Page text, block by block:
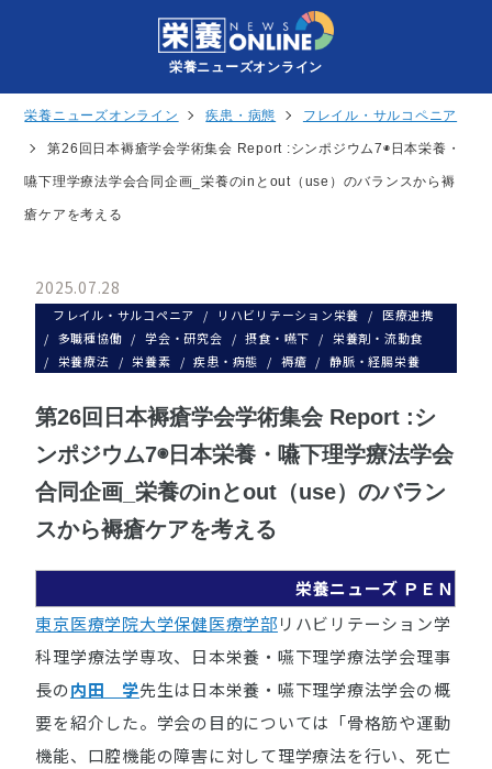
栄養ニューズオンライン
栄養ニューズオンライン 疾患・病態 フレイル・サルコペニア
第26回日本褥瘡学会学術集会 Report :シンポジウム7◉日本栄養・
嚥下理学療法学会合同企画_栄養のinとout（use）のバランスから褥
瘡ケアを考える
2025.07.28
フレイル・サルコペニア リハビリテーション栄養
医療連携
多職種協働
学会・研究会 摂食・嚥下
栄養剤・流動食
栄養療法
栄養素 疾患・病態 褥瘡 静脈・経腸栄養
第26回日本褥瘡学会学術集会 Report :シ
ンポジウム7◉日本栄養・嚥下理学療法学会
合同企画_栄養のinとout（use）のバラン
スから褥瘡ケアを考える
栄養ニューズ ＰＥＮ
東京医療学院大学保健医療学部リハビリテーション学
科理学療法学専攻、日本栄養・嚥下理学療法学会理事
長の内田 学先生は日本栄養・嚥下理学療法学会の概
要を紹介した。学会の目的については「骨格筋や運動
機能、口腔機能の障害に対して理学療法を行い、死亡